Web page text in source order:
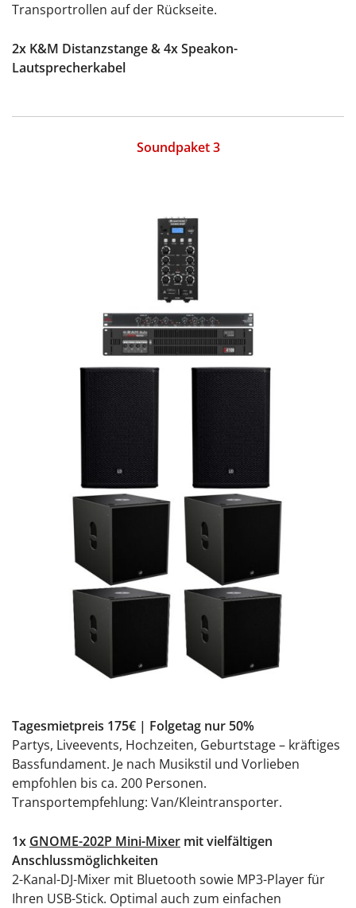
Transportrollen auf der Rückseite.
2x K&M Distanzstange & 4x Speakon-
Lautsprecherkabel
Soundpaket 3
Tagesmietpreis 175€ | Folgetag nur 50%
Partys, Liveevents, Hochzeiten, Geburtstage – kräftiges
Bassfundament. Je nach Musikstil und Vorlieben
empfohlen bis ca. 200 Personen.
Transportempfehlung: Van/Kleintransporter.
1x GNOME-202P Mini-Mixer mit vielfältigen
Anschlussmöglichkeiten
2-Kanal-DJ-Mixer mit Bluetooth sowie MP3-Player für
Ihren USB-Stick. Optimal auch zum einfachen